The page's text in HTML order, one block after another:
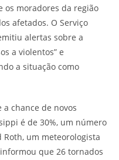
os moradores da região
afetados. O Serviço
alertas sobre a
a violentos” e
a situação como
chance de novos
é de 30%, um número
um meteorologista
que 26 tornados